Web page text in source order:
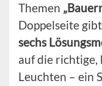
Themen
Doppelseite
sechs
auf die richtige,
Leuchten – ein